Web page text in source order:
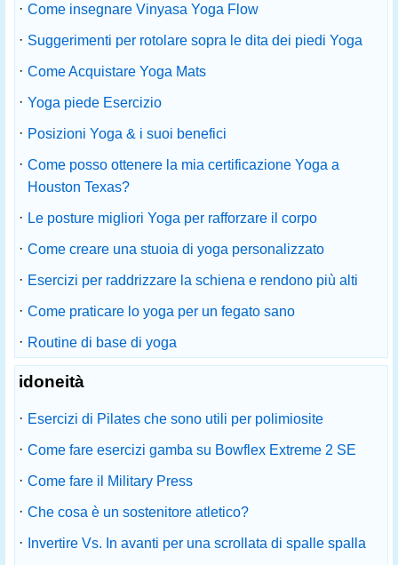
· Come insegnare Vinyasa Yoga Flow
· Suggerimenti per rotolare sopra le dita dei piedi Yoga
· Come Acquistare Yoga Mats
· Yoga piede Esercizio
· Posizioni Yoga & i suoi benefici
· Come posso ottenere la mia certificazione Yoga a
Houston Texas?
· Le posture migliori Yoga per rafforzare il corpo
· Come creare una stuoia di yoga personalizzato
· Esercizi per raddrizzare la schiena e rendono più alti
· Come praticare lo yoga per un fegato sano
· Routine di base di yoga
idoneità
· Esercizi di Pilates che sono utili per polimiosite
· Come fare esercizi gamba su Bowflex Extreme 2 SE
· Come fare il Military Press
· Che cosa è un sostenitore atletico?
·
Invertire Vs. In avanti per una scrollata di spalle spalla